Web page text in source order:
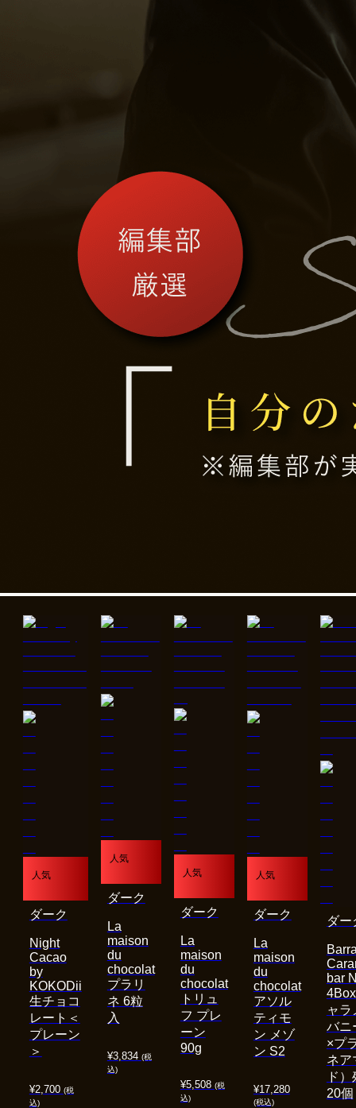
人気
¥2,700 (税
込)
Night
Cacao
by
KOKODii
生チョコ
レート＜
プレーン
＞
ダーク
人気
¥3,834 (税
込)
La
maison
du
chocolat
プラリ
ネ 6粒
入
ダーク
人気
¥5,508 (税
込)
La
maison
du
chocolat
トリュ
フ プレ
ーン
90g
ダーク
人気
¥17,280
(税込)
La
maison
du
chocolat
アソル
ティモ
ン メゾ
ン S2
ダーク
bar
ャラ
バニ
×プ
ネア
ド
20個
ダー